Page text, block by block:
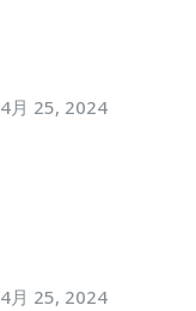
4月 25, 2024
4月 25, 2024